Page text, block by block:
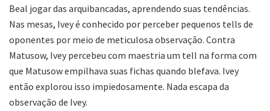
Beal jogar das arquibancadas, aprendendo suas tendências.
Nas mesas, Ivey é conhecido por perceber pequenos tells de
oponentes por meio de meticulosa observação. Contra
Matusow, Ivey percebeu com maestria um tell na forma com
que Matusow empilhava suas fichas quando blefava. Ivey
então explorou isso impiedosamente. Nada escapa da
observação de Ivey.